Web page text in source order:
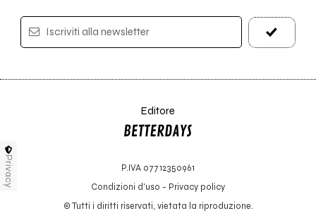
Iscriviti alla newsletter
Editore
P.IVA 07712350961
Condizioni d'uso - Privacy policy
© Tutti i diritti riservati, vietata la riproduzione.
Privacy